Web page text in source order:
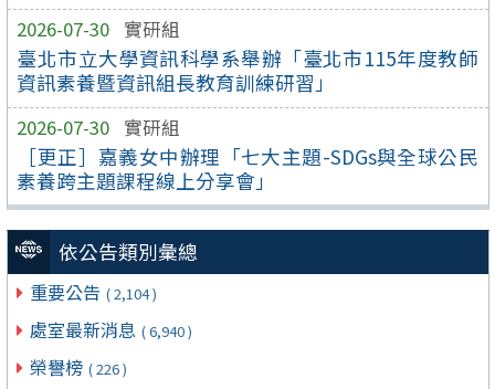
2026-07-30 實研組
臺北市立大學資訊科學系舉辦「臺北市115年度教師
資訊素養暨資訊組長教育訓練研習」
2026-07-30 實研組
［更正］嘉義女中辦理「七大主題-SDGs與全球公民
素養跨主題課程線上分享會」
依公告類別彙總
重要公告 ( 2,104 )
處室最新消息 ( 6,940 )
榮譽榜 ( 226 )